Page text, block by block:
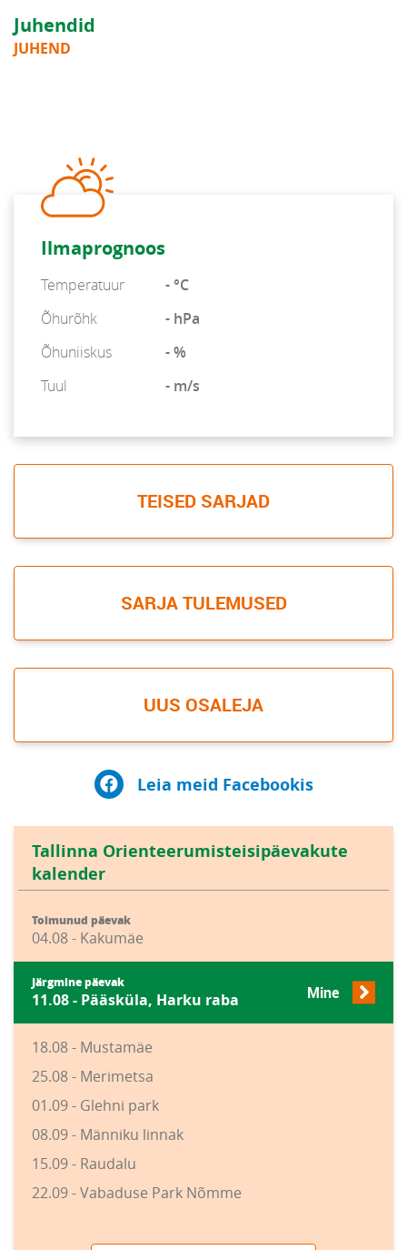
Juhendid
JUHEND
Ilmaprognoos
Temperatuur
- °C
Õhurõhk
- hPa
Õhuniiskus
- %
Tuul
- m/s
TEISED SARJAD
SARJA TULEMUSED
UUS OSALEJA
Leia meid Facebookis
Tallinna Orienteerumisteisipäevakute
kalender
Toimunud päevak
04.08 - Kakumäe
Järgmine päevak
11.08 - Pääsküla, Harku raba Mine
18.08 - Mustamäe
25.08 - Merimetsa
01.09 - Glehni park
08.09 - Männiku linnak
15.09 - Raudalu
22.09 - Vabaduse Park Nõmme